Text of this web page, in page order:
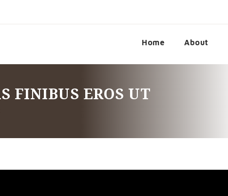
Home About
FINIBUS EROS UT